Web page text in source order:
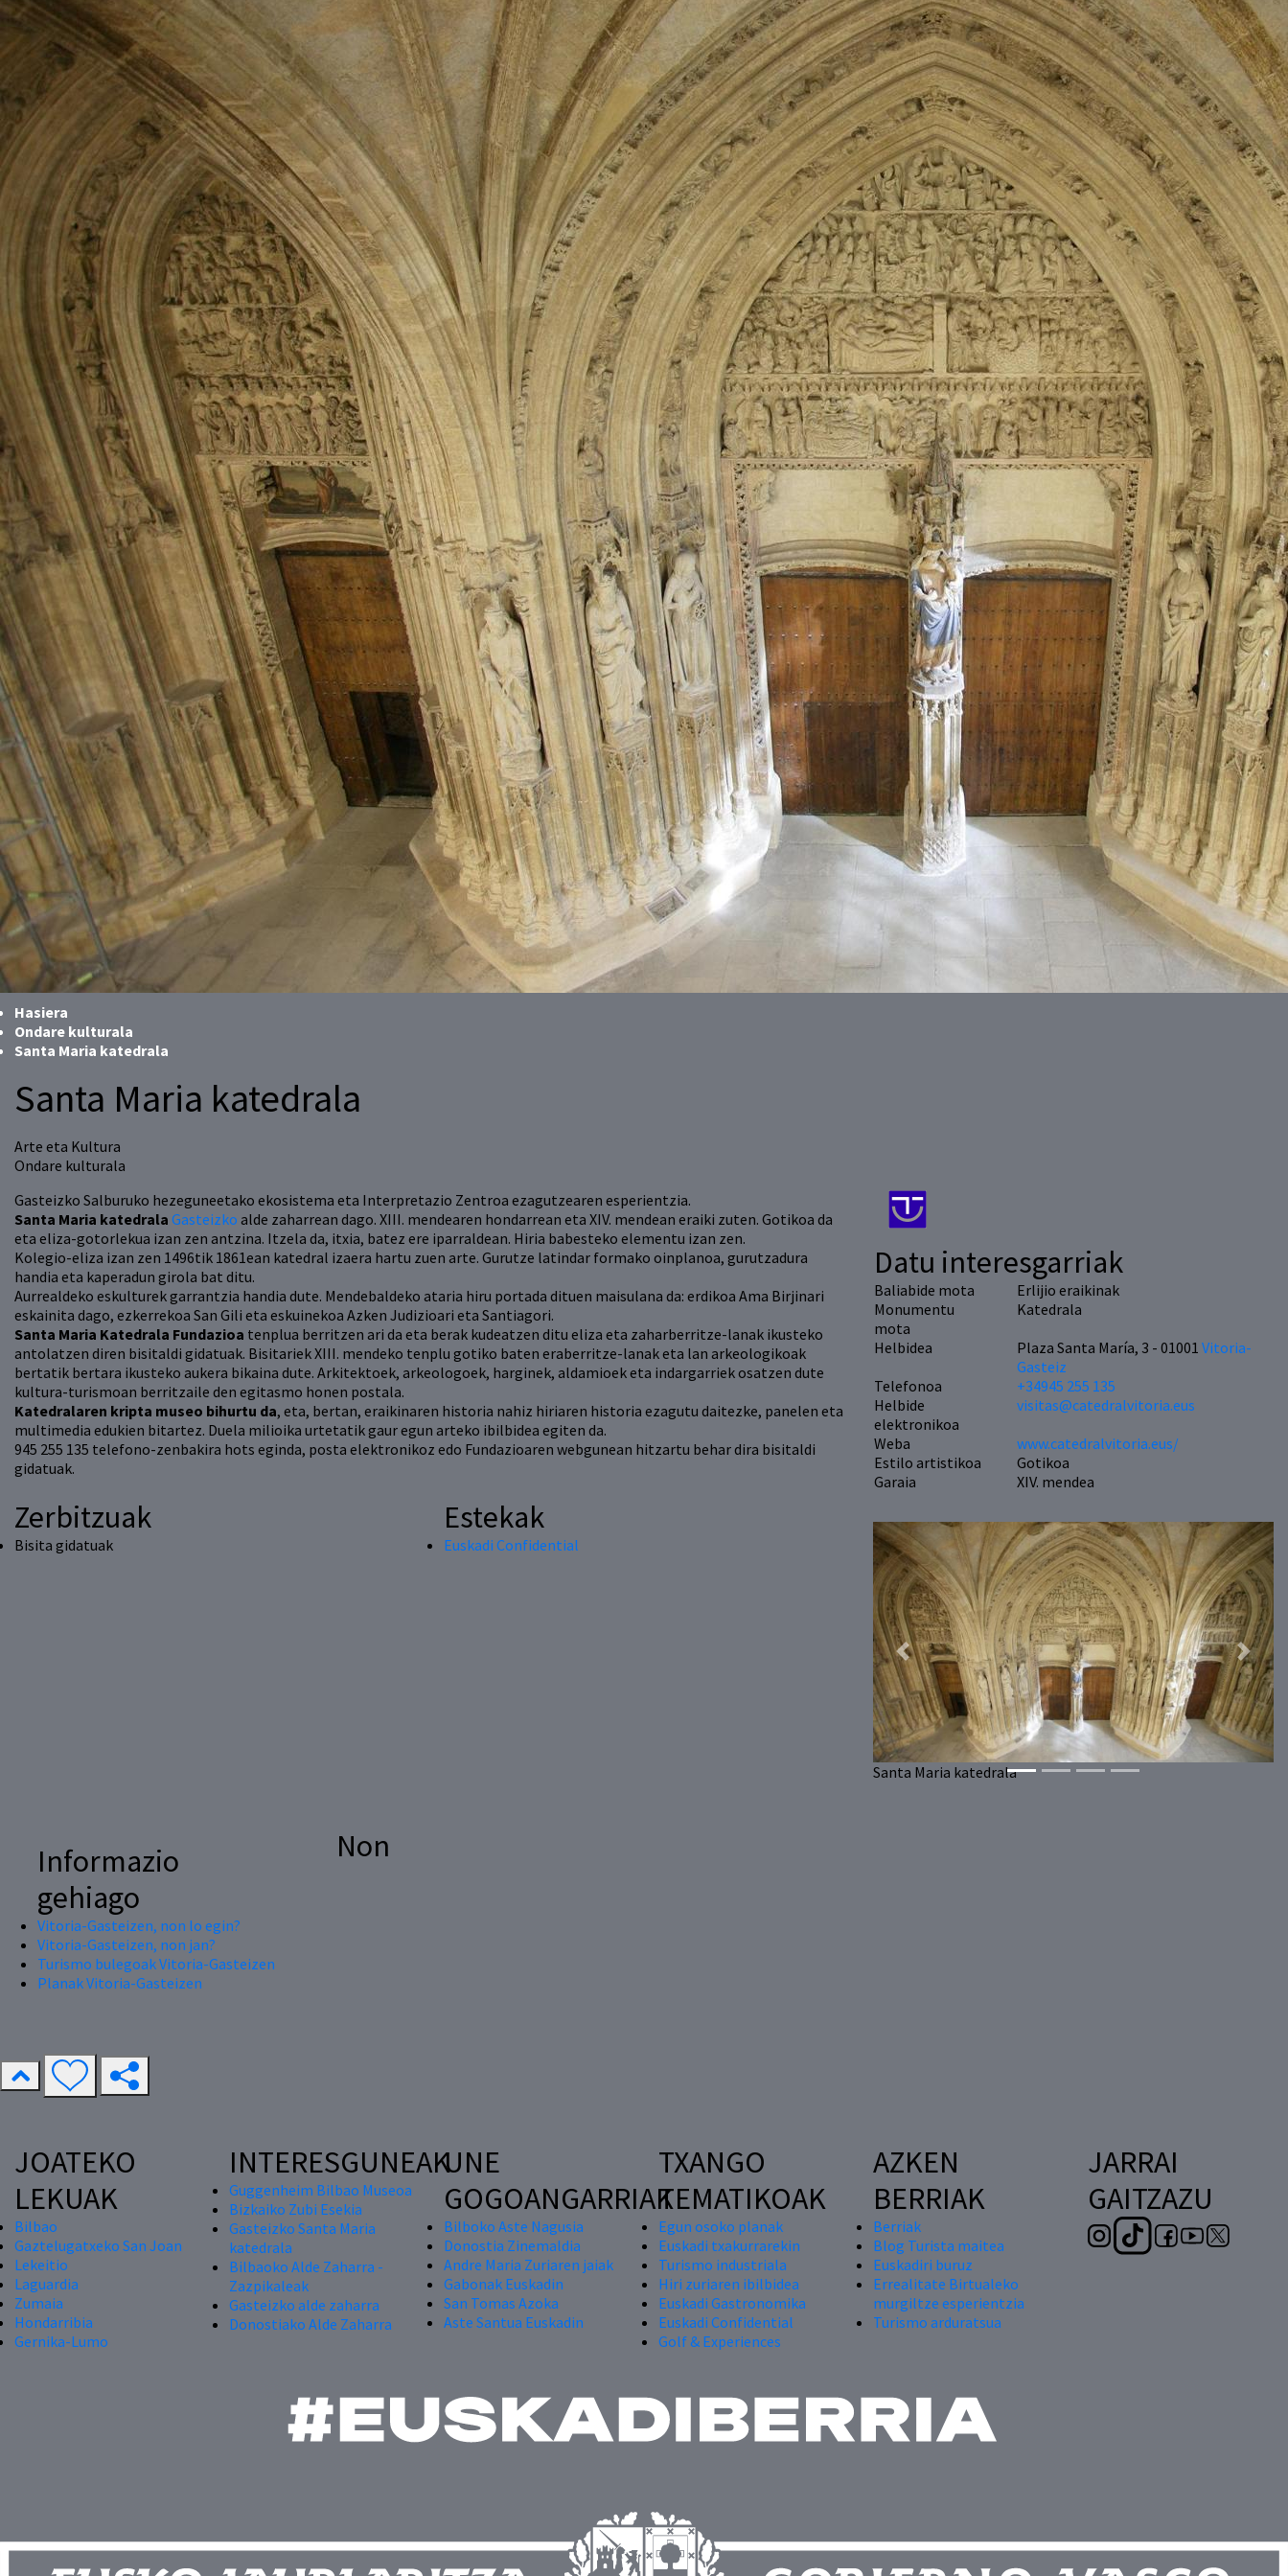
Hasiera
Ondare kulturala
Santa Maria katedrala
Santa Maria katedrala
Arte eta Kultura
Ondare kulturala
Gasteizko Salburuko hezeguneetako ekosistema eta Interpretazio Zentroa ezagutzearen esperientzia.
Santa Maria katedrala Gasteizko alde zaharrean dago. XIII. mendearen hondarrean eta XIV. mendean eraiki zuten. Gotikoa da
eta eliza-gotorlekua izan zen antzina. Itzela da, itxia, batez ere iparraldean. Hiria babesteko elementu izan zen.
Kolegio-eliza izan zen 1496tik 1861ean katedral izaera hartu zuen arte. Gurutze latindar formako oinplanoa, gurutzadura
handia eta kaperadun girola bat ditu.
Aurrealdeko eskulturek garrantzia handia dute. Mendebaldeko ataria hiru portada dituen maisulana da: erdikoa Ama Birjinari
eskainita dago, ezkerrekoa San Gili eta eskuinekoa Azken Judizioari eta Santiagori.
Santa Maria Katedrala Fundazioa tenplua berritzen ari da eta berak kudeatzen ditu eliza eta zaharberritze-lanak ikusteko
antolatzen diren bisitaldi gidatuak. Bisitariek XIII. mendeko tenplu gotiko baten eraberritze-lanak eta lan arkeologikoak
bertatik bertara ikusteko aukera bikaina dute. Arkitektoek, arkeologoek, harginek, aldamioek eta indargarriek osatzen dute
kultura-turismoan berritzaile den egitasmo honen postala.
Katedralaren kripta museo bihurtu da, eta, bertan, eraikinaren historia nahiz hiriaren historia ezagutu daitezke, panelen eta
multimedia edukien bitartez. Duela milioika urtetatik gaur egun arteko ibilbidea egiten da.
945 255 135 telefono-zenbakira hots eginda, posta elektronikoz edo Fundazioaren webgunean hitzartu behar dira bisitaldi
gidatuak.
Datu interesgarriak
Baliabide mota
Erlijio eraikinak
Monumentu
mota
Katedrala
Helbidea
Plaza Santa María, 3 - 01001 Vitoria-
Gasteiz
Telefonoa
+34945 255 135
Helbide
elektronikoa
visitas@catedralvitoria.eus
Weba
www.catedralvitoria.eus/
Estilo artistikoa
Gotikoa
Garaia
XIV. mendea
Zerbitzuak
Bisita gidatuak
Estekak
Euskadi Confidential
Santa Maria katedrala
Previous Next
Informazio
gehiago
Vitoria-Gasteizen, non lo egin?
Vitoria-Gasteizen, non jan?
Turismo bulegoak Vitoria-Gasteizen
Planak Vitoria-Gasteizen
Non
JOATEKO
LEKUAK
Bilbao
Gaztelugatxeko San Joan
Lekeitio
Laguardia
Zumaia
Hondarribia
Gernika-Lumo
INTERESGUNEAK
Guggenheim Bilbao Museoa
Bizkaiko Zubi Esekia
Gasteizko Santa Maria
katedrala
Bilbaoko Alde Zaharra -
Zazpikaleak
Gasteizko alde zaharra
Donostiako Alde Zaharra
UNE
GOGOANGARRIAK
Bilboko Aste Nagusia
Donostia Zinemaldia
Andre Maria Zuriaren jaiak
Gabonak Euskadin
San Tomas Azoka
Aste Santua Euskadin
TXANGO
TEMATIKOAK
Egun osoko planak
Euskadi txakurrarekin
Turismo industriala
Hiri zuriaren ibilbidea
Euskadi Gastronomika
Euskadi Confidential
Golf & Experiences
AZKEN
BERRIAK
Berriak
Blog Turista maitea
Euskadiri buruz
Errealitate Birtualeko
murgiltze esperientzia
Turismo arduratsua
JARRAI
GAITZAZU